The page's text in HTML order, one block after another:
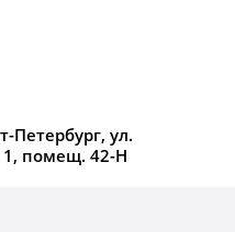
Петербург, ул.
1, помещ. 42-Н